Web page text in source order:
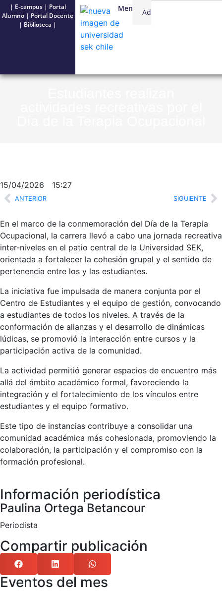
| E-campus| Portal
Alumno | Portal Docente
| Biblioteca |
Menú Admisión
15/04/2026 15:27
ANTERIOR SIGUIENTE
En el marco de la conmemoración del Día de la Terapia
Ocupacional, la carrera llevó a cabo una jornada recreativa
inter-niveles en el patio central de la Universidad SEK,
orientada a fortalecer la cohesión grupal y el sentido de
pertenencia entre los y las estudiantes.
La iniciativa fue impulsada de manera conjunta por el
Centro de Estudiantes y el equipo de gestión, convocando
a estudiantes de todos los niveles. A través de la
conformación de alianzas y el desarrollo de dinámicas
lúdicas, se promovió la interacción entre cursos y la
participación activa de la comunidad.
La actividad permitió generar espacios de encuentro más
allá del ámbito académico formal, favoreciendo la
integración y el fortalecimiento de los vínculos entre
estudiantes y el equipo formativo.
Este tipo de instancias contribuye a consolidar una
comunidad académica más cohesionada, promoviendo la
colaboración, la participación y el compromiso con la
formación profesional.
Información periodística
Paulina Ortega Betancour
Periodista
Compartir publicación
Eventos del mes